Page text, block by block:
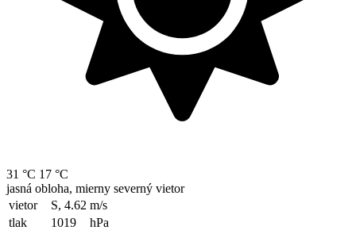
31 °C 17 °C
jasná obloha, mierny severný vietor
vietor
S, 4.62 m/s
tlak
1019
hPa